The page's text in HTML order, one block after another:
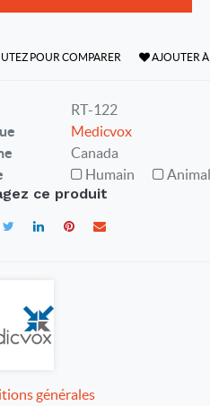
POUR COMPARER AJOUTER
RT-122
Medicvox
Canada
Humain Animal
ce produit
générales